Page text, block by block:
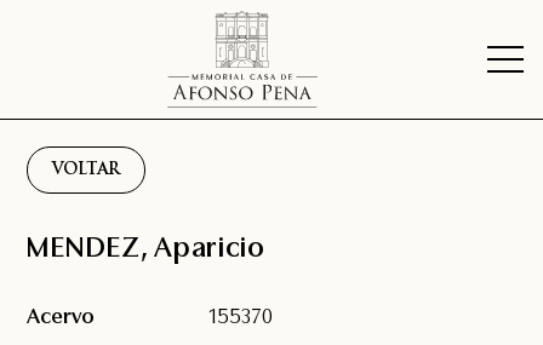
VOLTAR
MENDEZ, Aparicio
Acervo 155370